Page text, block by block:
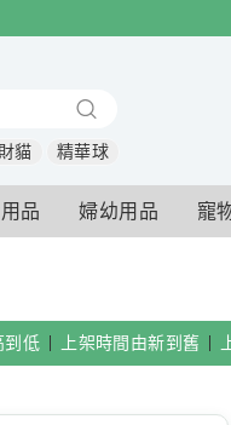
貓 精華球
品 婦幼用品 寵
到低 上架時間由新到舊